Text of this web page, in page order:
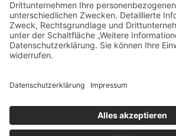
Die Genossenschaft
Podcast
Downloads
Denkwerkstätten Untermenü umschalten
Energie
Balkonkraftwerke
Schwarmspeicher